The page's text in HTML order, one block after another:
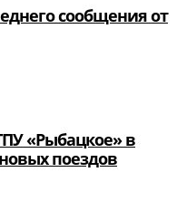
сообщения от
«Рыбацкое» в
поездов